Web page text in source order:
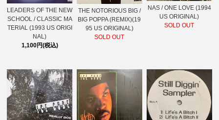
LEADERS OF THE NEW
SCHOOL / CLASSIC MA
TERIAL (1993 US ORIGI
NAL)
1,100円(税込)
THE NOTORIOUS BIG /
BIG POPPA (REMIX)(19
95 US ORIGINAL)
SOLD OUT
NAS / ONE LOVE (1994
US ORIGINAL)
SOLD OUT